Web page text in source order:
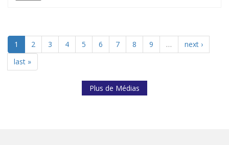
1 2 3 4 5 6 7 8 9 …
next ›
last »
Plus de Médias